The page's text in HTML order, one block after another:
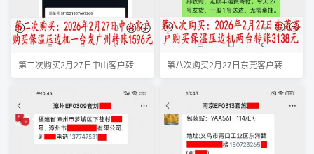
第二次购买2月27日中山客户转账1596元 第八次购买2月27日东莞客户转账3138元